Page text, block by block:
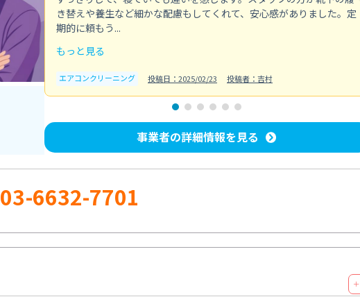
き替えや養生など細かな配慮もしてくれて、安心感がありました。定
期的に頼もう...
もっと見る
エアコンクリーニング 投稿日：2025/02/23 投稿者：吉村
事業者の詳細情報を見る
03-6632-7701
＋